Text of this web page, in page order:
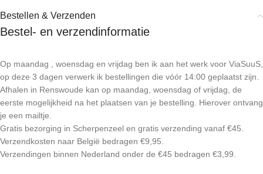
Bestellen & Verzenden
Bestel- en verzendinformatie
Op maandag , woensdag en vrijdag ben ik aan het werk voor ViaSuuS,
op deze 3 dagen verwerk ik bestellingen die vóór 14:00 geplaatst zijn.
Afhalen in Renswoude kan op maandag, woensdag of vrijdag, de
eerste mogelijkheid na het plaatsen van je bestelling. Hierover ontvang
je een mailtje.
Gratis bezorging in Scherpenzeel en gratis verzending vanaf €45.
Verzendkosten naar België bedragen €9,95.
Verzendingen binnen Nederland onder de €45 bedragen €3,99.